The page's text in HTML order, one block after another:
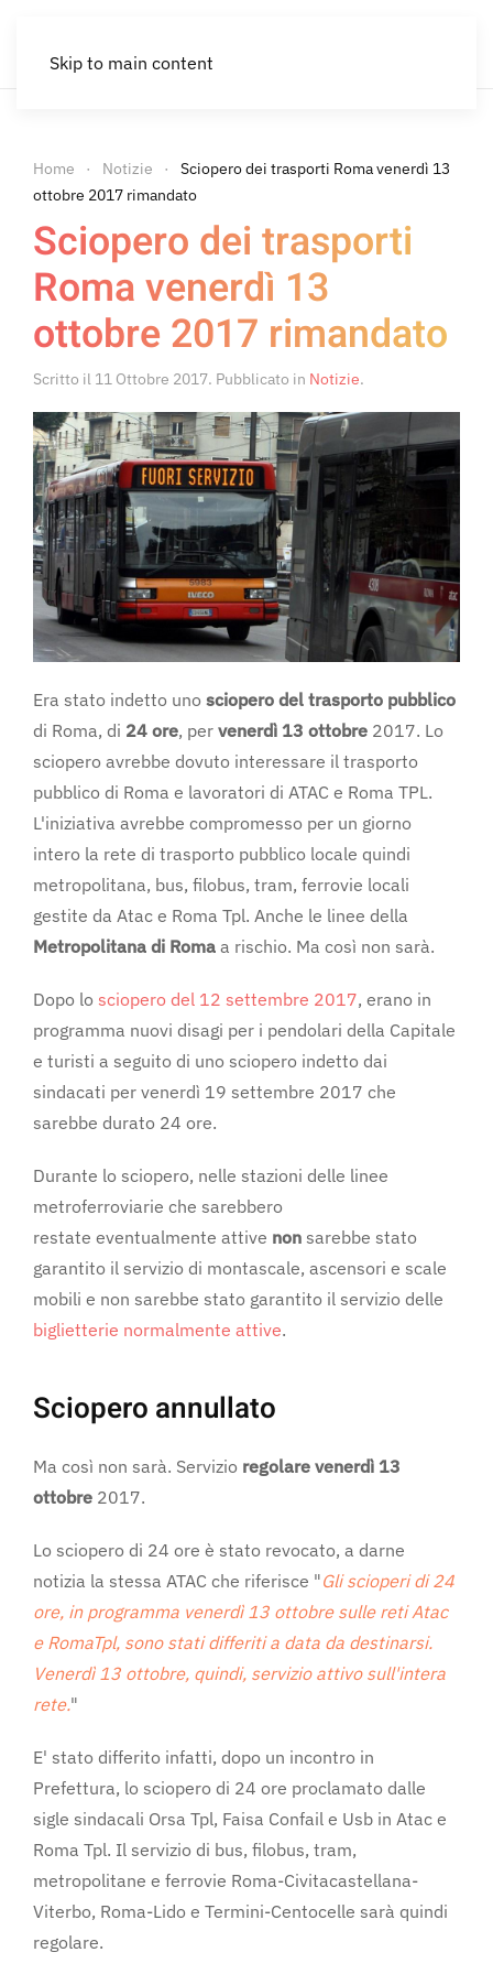
Skip to main content
Home Notizie
Sciopero dei trasporti Roma venerdì 13
ottobre 2017 rimandato
Sciopero dei trasporti
Roma venerdì 13
ottobre 2017 rimandato
Scritto il 11 Ottobre 2017. Pubblicato in Notizie.
Era stato indetto uno sciopero del trasporto pubblico
di Roma, di 24 ore, per venerdì 13 ottobre 2017. Lo
sciopero avrebbe dovuto interessare il trasporto
pubblico di Roma e lavoratori di ATAC e Roma TPL.
L'iniziativa avrebbe compromesso per un giorno
intero la rete di trasporto pubblico locale quindi
metropolitana, bus, filobus, tram, ferrovie locali
gestite da Atac e Roma Tpl. Anche le linee della
Metropolitana di Roma a rischio. Ma così non sarà.
Dopo lo sciopero del 12 settembre 2017, erano in
programma nuovi disagi per i pendolari della Capitale
e turisti a seguito di uno sciopero indetto dai
sindacati per venerdì 19 settembre 2017 che
sarebbe durato 24 ore.
Durante lo sciopero, nelle stazioni delle linee
metroferroviarie che sarebbero
restate eventualmente attive non sarebbe stato
garantito il servizio di montascale, ascensori e scale
mobili e non sarebbe stato garantito il servizio delle
biglietterie normalmente attive.
Sciopero annullato
Ma così non sarà. Servizio regolare venerdì 13
ottobre 2017.
Lo sciopero di 24 ore è stato revocato, a darne
notizia la stessa ATAC che riferisce "Gli scioperi di 24
ore, in programma venerdì 13 ottobre sulle reti Atac
e RomaTpl, sono stati differiti a data da destinarsi.
Venerdì 13 ottobre, quindi, servizio attivo sull'intera
rete."
E' stato differito infatti, dopo un incontro in
Prefettura, lo sciopero di 24 ore proclamato dalle
sigle sindacali Orsa Tpl, Faisa Confail e Usb in Atac e
Roma Tpl. Il servizio di bus, filobus, tram,
metropolitane e ferrovie Roma-Civitacastellana-
Viterbo, Roma-Lido e Termini-Centocelle sarà quindi
regolare.